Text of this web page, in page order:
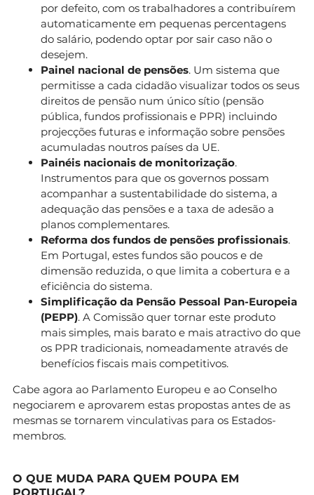
por defeito, com os trabalhadores a contribuírem
automaticamente em pequenas percentagens
do salário, podendo optar por sair caso não o
desejem.
Painel nacional de pensões. Um sistema que
permitisse a cada cidadão visualizar todos os seus
direitos de pensão num único sítio (pensão
pública, fundos profissionais e PPR) incluindo
projecções futuras e informação sobre pensões
acumuladas noutros países da UE.
Painéis nacionais de monitorização.
Instrumentos para que os governos possam
acompanhar a sustentabilidade do sistema, a
adequação das pensões e a taxa de adesão a
planos complementares.
Reforma dos fundos de pensões profissionais.
Em Portugal, estes fundos são poucos e de
dimensão reduzida, o que limita a cobertura e a
eficiência do sistema.
Simplificação da Pensão Pessoal Pan-Europeia
(PEPP). A Comissão quer tornar este produto
mais simples, mais barato e mais atractivo do que
os PPR tradicionais, nomeadamente através de
benefícios fiscais mais competitivos.
Cabe agora ao Parlamento Europeu e ao Conselho
negociarem e aprovarem estas propostas antes de as
mesmas se tornarem vinculativas para os Estados-
membros.
O QUE MUDA PARA QUEM POUPA EM
PORTUGAL?